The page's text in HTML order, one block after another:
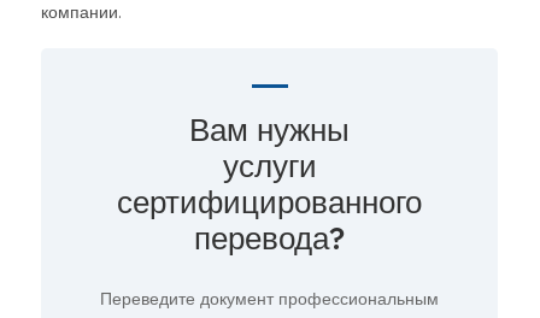
компании.
Вам нужны
услуги
сертифицированного
перевода?
Переведите документ профессиональным